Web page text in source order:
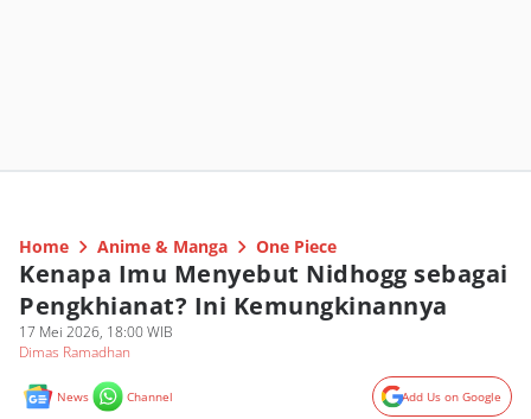
Home Anime & Manga One Piece
Kenapa Imu Menyebut Nidhogg sebagai
Pengkhianat? Ini Kemungkinannya
17 Mei 2026, 18:00 WIB
Dimas Ramadhan
News Channel Add Us on Google